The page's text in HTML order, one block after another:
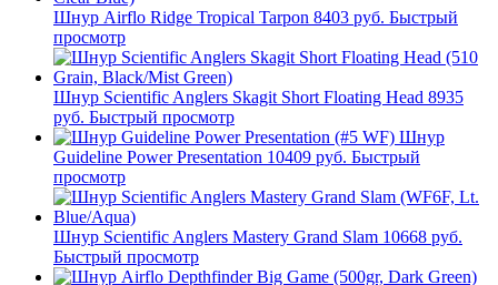
Шнур Airflo Ridge Tropical Tarpon 8403 руб. Быстрый
просмотр
Шнур Scientific Anglers Skagit Short Floating Head 8935
руб. Быстрый просмотр
Шнур
Guideline Power Presentation 10409 руб. Быстрый
просмотр
Шнур Scientific Anglers Mastery Grand Slam 10668 руб.
Быстрый просмотр